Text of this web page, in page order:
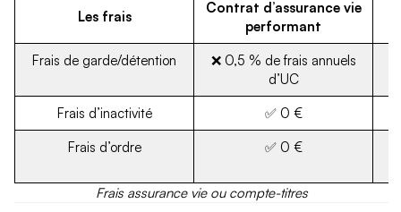
Les frais
Contrat d’assurance vie
performant
Frais de garde/détention
❌ 0,5 % de frais annuels
d’UC
Frais d’inactivité
✅ 0 €
Frais d’ordre
✅ 0 €
Frais assurance vie ou compte-titres